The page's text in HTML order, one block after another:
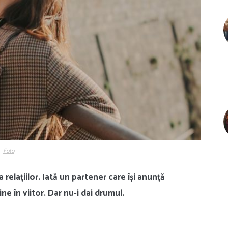
Foto
Iată un partener care își anunță
în viitor. Dar nu-i dai drumul.